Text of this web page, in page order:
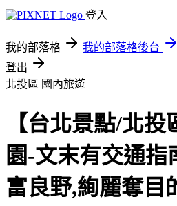
登入
我的部落格 我的部落格後台
登出
北投區 國內旅遊
【台北景點/北
園-文末有交通指
富良野,絢麗奪目